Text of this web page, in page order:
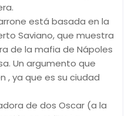
está basada en la
Saviano, que muestra
de la mafia de Nápoles
Un argumento que
, ya que es su ciudad
de dos Oscar (a la